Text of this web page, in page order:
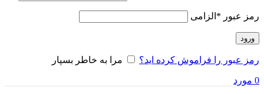
رمز عبور * الزامی
ورود
رمز عبور را فراموش کرده اید؟ مرا به خاطر بسپار
0 مورد